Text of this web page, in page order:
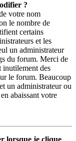
?
votre nom
le nombre de
certains
et les
un administrateur
du forum. Merci de
inutilement des
le forum. Beaucoup
un administrateur ou
abaissant votre
lorsque je clique